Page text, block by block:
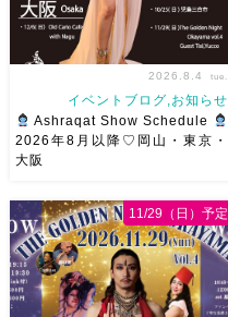
です♡皆様にお会いできますよ
うに
ご予約はメッセージく
ださい
お待ちしています
Ashraqat Show Schedule
岡山・8/22(土) […]
2026.8.4 tue.
イベントブログ,お知らせ
Ashraqat Show Schedule
2026年8月以降♡岡山・東京・
大阪
11/29（日）予定